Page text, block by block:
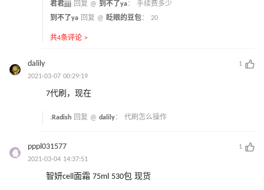
君君jjjj 回复 @ 到不了ya： 手续费多少
到不了ya 回复 @ 眨眼的豆包： 20
共4条评论 >
dalily
1
2021-03-07 00:29:19
7代刷，现在
.Radish 回复 @ dalily： 代刷怎么操作
pppl031577
1
2021-03-04 14:37:51
智妍cell面霜 75ml 530包 现货